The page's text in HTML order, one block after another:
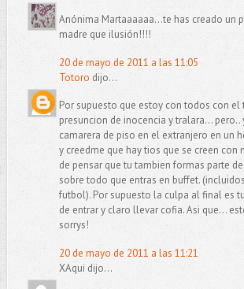
Anónima Martaaaaaa...te has creado
madre que ilusión!!!!
20 de mayo de 2011 a las 11:05
Totoro dijo...
Por supuesto que estoy con todos con el
presuncion de inocencia y tralara... pero..
camarera de piso en el extranjero en un
y creedme que hay tios que se creen con
de pensar que tu tambien formas parte
sobre todo que entras en buffet.
futbol). Por supuesto la culpa al final es
de entrar y claro llevar cofia. Asi que...
sorrys!
20 de mayo de 2011 a las 11:21
XAqui dijo...